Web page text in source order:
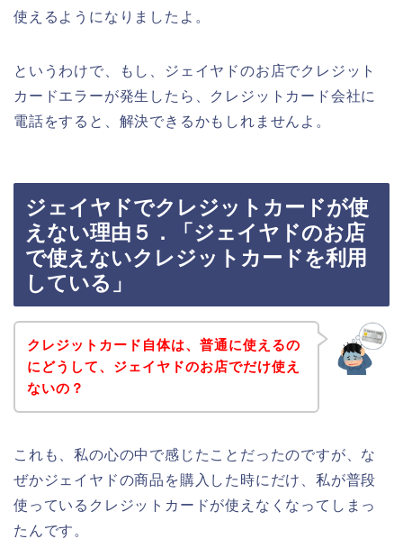
使えるようになりましたよ。
というわけで、もし、ジェイヤドのお店でクレジット
カードエラーが発生したら、クレジットカード会社に
電話をすると、解決できるかもしれませんよ。
ジェイヤドでクレジットカードが使
えない理由５．「ジェイヤドのお店
で使えないクレジットカードを利用
している」
クレジットカード自体は、普通に使えるの
にどうして、ジェイヤドのお店でだけ使え
ないの？
これも、私の心の中で感じたことだったのですが、な
ぜかジェイヤドの商品を購入した時にだけ、私が普段
使っているクレジットカードが使えなくなってしまっ
たんです。